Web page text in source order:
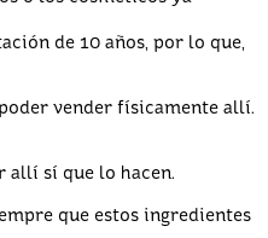
de 10 años, por lo que,
vender físicamente allí.
allí sí que lo hacen.
que estos ingredientes